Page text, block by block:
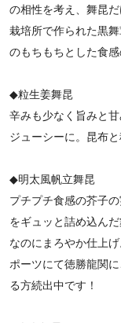
の相性を考え、舞昆
栽培所で作られた黒
のもちもちとした食
◆粒生姜舞昆
辛みも少なく旨みと
ジューシーに。昆布
◆明太風帆立舞昆
プチプチ食感の芥子
をギュッと詰め込ん
なのにまろやか仕上
ポーツにて徳勝龍関
る方続出中です！